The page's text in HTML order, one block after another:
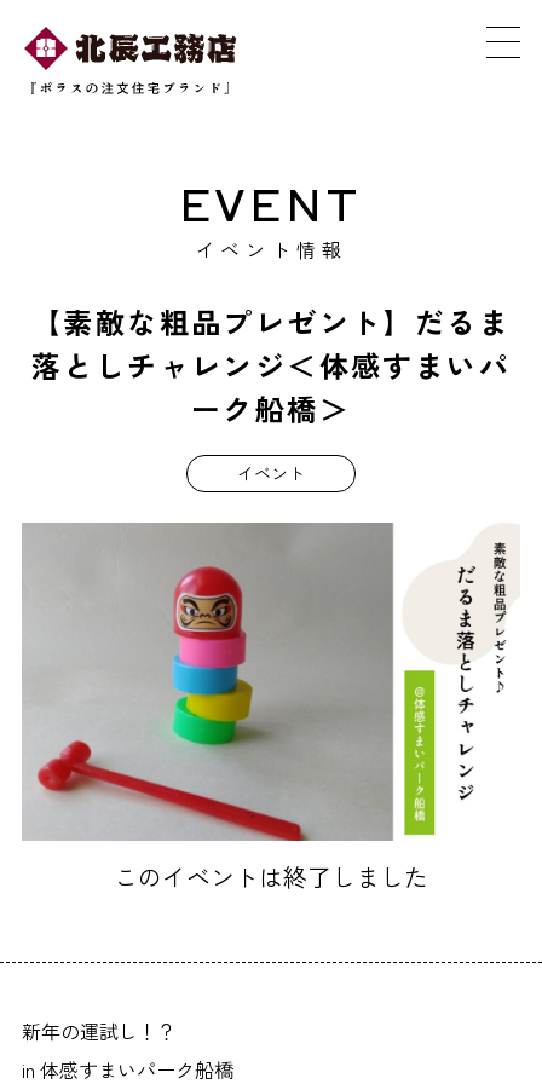
EVENT
イベント情報
【素敵な粗品プレゼント】だるま
落としチャレンジ＜体感すまいパ
ーク船橋＞
イベント
このイベントは終了しました
新年の運試し！？
in 体感すまいパーク船橋